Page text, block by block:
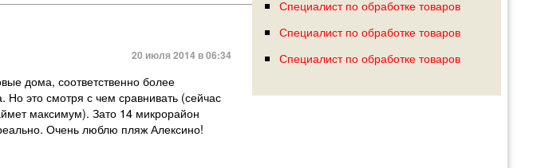
20 июля 2014 в 06:34
дома, соответственно более
Но это смотря с чем сравнивать (сейчас
максимум). Зато 14 микрорайон
Очень люблю пляж Алексино!
Специалист по обработке товаров
Специалист по обработке товаров
Специалист по обработке товаров